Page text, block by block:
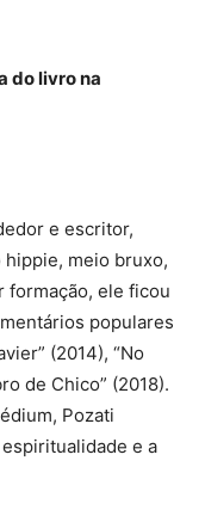
do livro na
e escritor,
hippie, meio bruxo,
formação, ele ficou
populares
(2014), “No
de Chico” (2018).
Pozati
e a